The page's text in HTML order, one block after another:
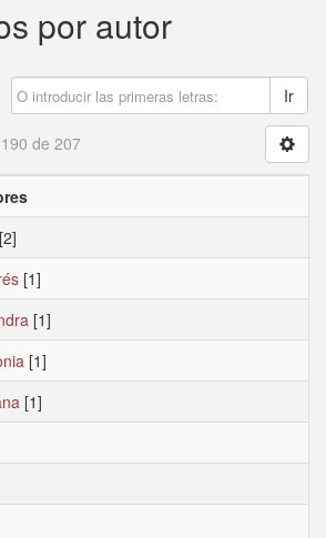
por autor
Ir
de 207
[2]
[1]
[1]
[1]
[1]